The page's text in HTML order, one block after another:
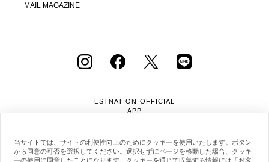
MAIL MAGAZINE
ESTNATION OFFICIAL
APP
当サイトでは、サイトの利便性向上のためにクッキーを使用いたします。ボタン
から同意の可否を選択してください。選択せずにページを移動した場合、クッキ
ーの使用に同意したことになります。クッキーを通じて収集する情報には「お客